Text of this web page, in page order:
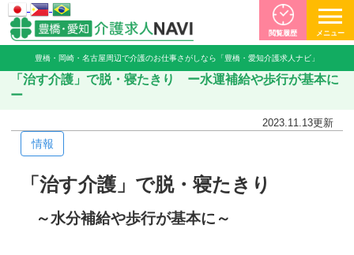
豊橋・岡崎・名古屋周辺で介護のお仕事さがしなら「豊橋・愛知介護求人ナビ」
閲覧履歴 メニュー
「治す介護」で脱・寝たきり ー水運補給や歩行が基本に
ー
2023.11.13更新
情報
「治す介護」で脱・寝たきり
～水分補給や歩行が基本に～